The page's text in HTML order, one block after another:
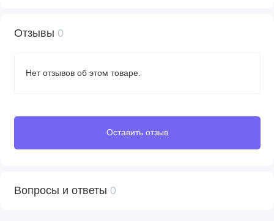
Отзывы 0
Нет отзывов об этом товаре.
Оставить отзыв
Вопросы и ответы 0